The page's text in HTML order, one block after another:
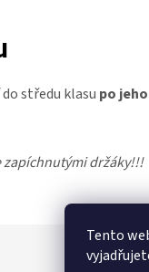
Tento
středu klasu po
zapíchnutými držáky!!!